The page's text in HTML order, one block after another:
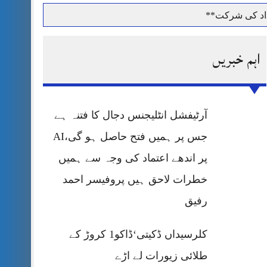
کی شرکت**
پر قربان
پریس کانفرنس
اہم خبریں
آرٹیفشل انٹلیجنس دجال کا فتنہ ہے
جس پر ہمیں فتح حاصل ہو گی،AI
پر اندھے اعتماد کی وجہ سے ہمیں
خطرات لاحق ہیں پروفیسر احمد
رفیق
کلرسیداں ڈکیتی‘ڈاکو1 کروڑ کے
طلائی زیورات لے اڑے